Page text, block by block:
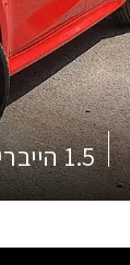
1.5 הייבריד 116hp סטייל אוטומט (משופר)